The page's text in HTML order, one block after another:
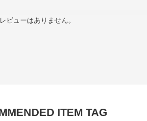
レビューはありません。